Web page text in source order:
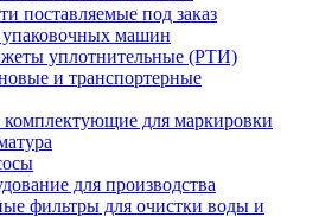
поставляемые под заказ
упаковочных машин
уплотнительные (РТИ)
и транспортерные
для маркировки
для производства
фильтры для очистки воды и